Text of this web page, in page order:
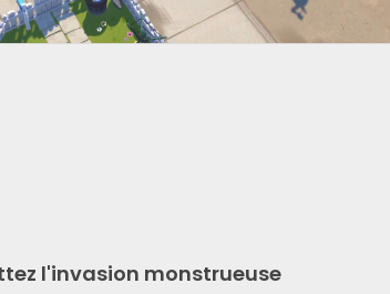
l'invasion monstrueuse